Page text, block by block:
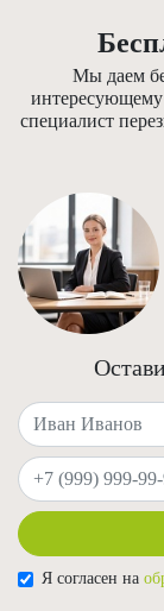
Мы даем
интересующему
специалист
Ваше имя
Ваш телефон
Я согласен на